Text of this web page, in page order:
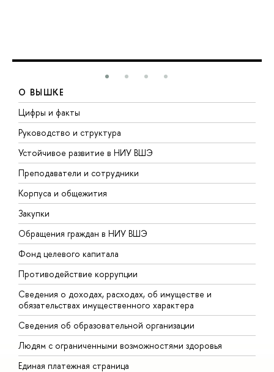
О ВЫШКЕ
Цифры и факты
Руководство и структура
Устойчивое развитие в НИУ ВШЭ
Преподаватели и сотрудники
Корпуса и общежития
Закупки
Обращения граждан в НИУ ВШЭ
Фонд целевого капитала
Противодействие коррупции
Сведения о доходах, расходах, об имуществе и
обязательствах имущественного характера
Сведения об образовательной организации
Людям с ограниченными возможностями здоровья
Единая платежная страница